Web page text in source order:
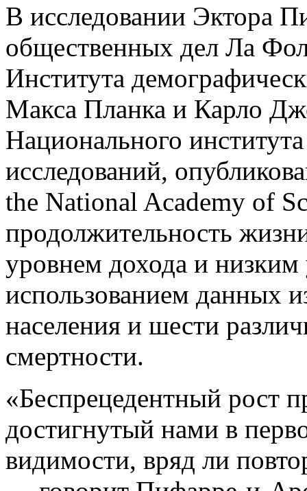
В исследовании Эктора
общественных дел Ла
Института
Макса Планка и Карло
Национального
исследований,
the National Academy of
продолжительность
уровнем дохода и
использованием данных
населения и шести
смертности.
«Беспрецедентный рост
достигнутый нами в
видимости, вряд ли